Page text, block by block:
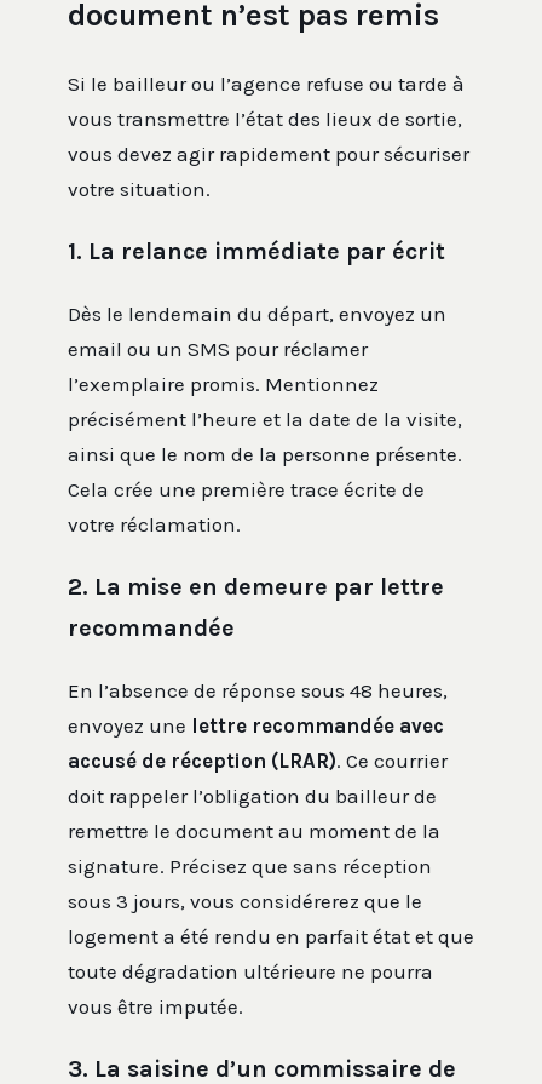
document n’est pas remis
Si le bailleur ou l’agence refuse ou tarde à
vous transmettre l’état des lieux de sortie,
vous devez agir rapidement pour sécuriser
votre situation.
1. La relance immédiate par écrit
Dès le lendemain du départ, envoyez un
email ou un SMS pour réclamer
l’exemplaire promis. Mentionnez
précisément l’heure et la date de la visite,
ainsi que le nom de la personne présente.
Cela crée une première trace écrite de
votre réclamation.
2. La mise en demeure par lettre
recommandée
En l’absence de réponse sous 48 heures,
envoyez une lettre recommandée avec
accusé de réception (LRAR). Ce courrier
doit rappeler l’obligation du bailleur de
remettre le document au moment de la
signature. Précisez que sans réception
sous 3 jours, vous considérerez que le
logement a été rendu en parfait état et que
toute dégradation ultérieure ne pourra
vous être imputée.
3. La saisine d’un commissaire de